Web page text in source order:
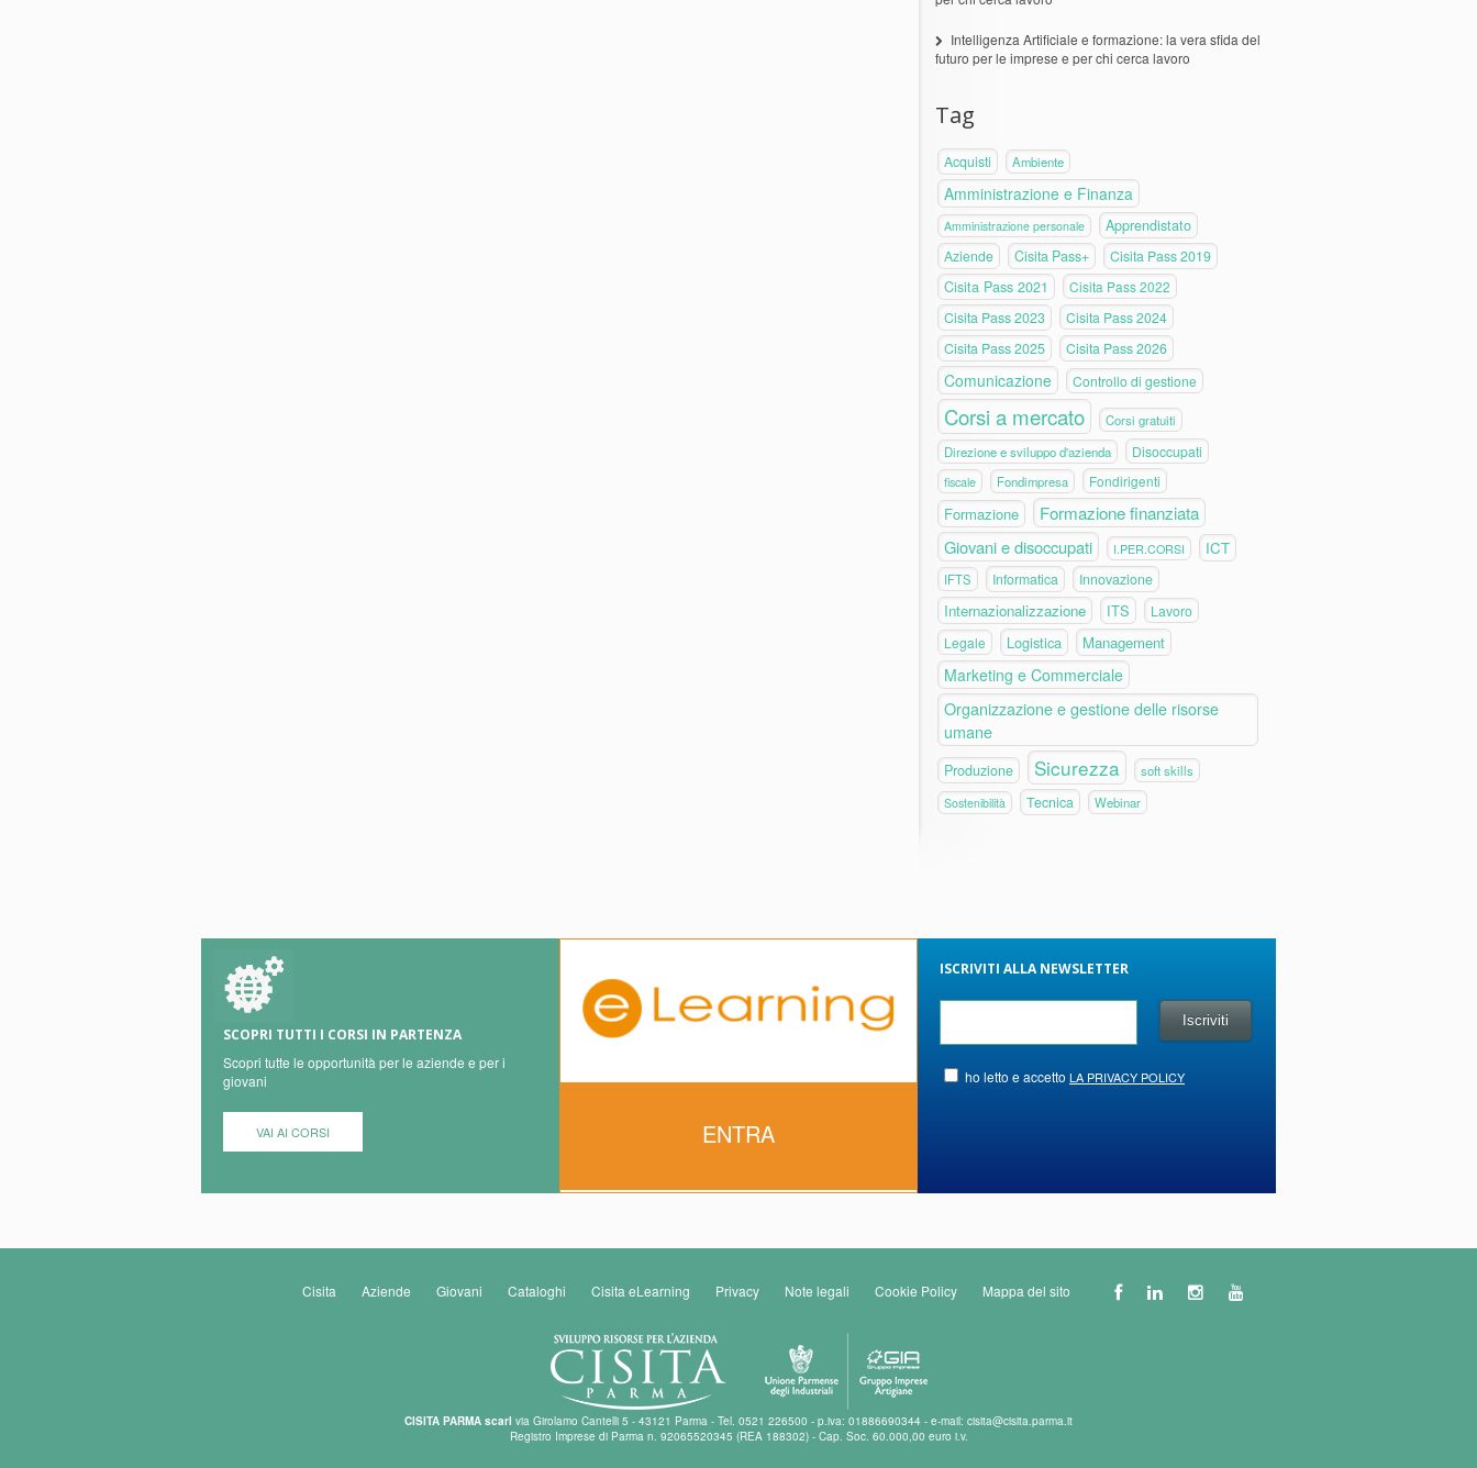
Intelligenza Artificiale e formazione: la vera sfida del
futuro per le imprese e per chi cerca lavoro
Tag
Acquisti Ambiente
Amministrazione e Finanza
Amministrazione personale
Apprendistato
Aziende
Cisita Pass+
Cisita Pass 2019
Cisita Pass 2021
Cisita Pass 2022
Cisita Pass 2023 Cisita Pass 2024
Cisita Pass 2025 Cisita Pass 2026
Comunicazione Controllo di gestione
Corsi a mercato
Corsi gratuiti
Direzione e sviluppo d'azienda
Disoccupati
fiscale Fondimpresa Fondirigenti
Formazione
Formazione finanziata
Giovani e disoccupati
I.PER.CORSI ICT
IFTS Informatica Innovazione
Internazionalizzazione ITS
Lavoro
Legale
Logistica Management
Marketing e Commerciale
Organizzazione e gestione delle risorse
umane
Produzione Sicurezza soft skills
Sostenibilità Tecnica Webinar
SCOPRI TUTTI I CORSI IN PARTENZA
Scopri tutte le opportunità per le aziende e per i
giovani
VAI AI CORSI ENTRA
ISCRIVITI ALLA NEWSLETTER
ho letto e accetto LA PRIVACY POLICY
Cisita Aziende Giovani Cataloghi Cisita eLearning Privacy Note legali Cookie Policy Mappa del sito
CISITA PARMA scarl via Girolamo Cantelli 5 - 43121 Parma - Tel. 0521 226500 - p.iva: 01886690344 - e-mail: cisita@cisita.parma.it
Registro Imprese di Parma n. 92065520345 (REA 188302) - Cap. Soc. 60.000,00 euro i.v.